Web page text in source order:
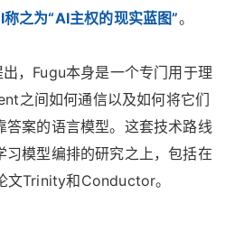
之为“AI主权的现实蓝图”。
，Fugu本身是一个专门用于理
之间如何通信以及如何将它们
答案的语言模型。这套技术路线
习模型编排的研究之上，包括在
文Trinity和Conductor。